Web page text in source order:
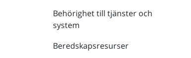
Behörighet till tjänster och
system
Beredskapsresurser